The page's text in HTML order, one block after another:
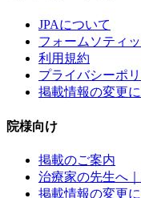
JPAについて
フォームソティ
利用規約
プライバシーポ
掲載情報の変更
院様向け
掲載のご案内
治療家の先生へ
掲載情報の変更